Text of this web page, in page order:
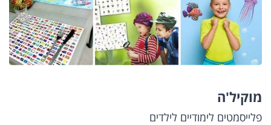
מוקיל'ה
פלייסמטים לימודיים לילדים